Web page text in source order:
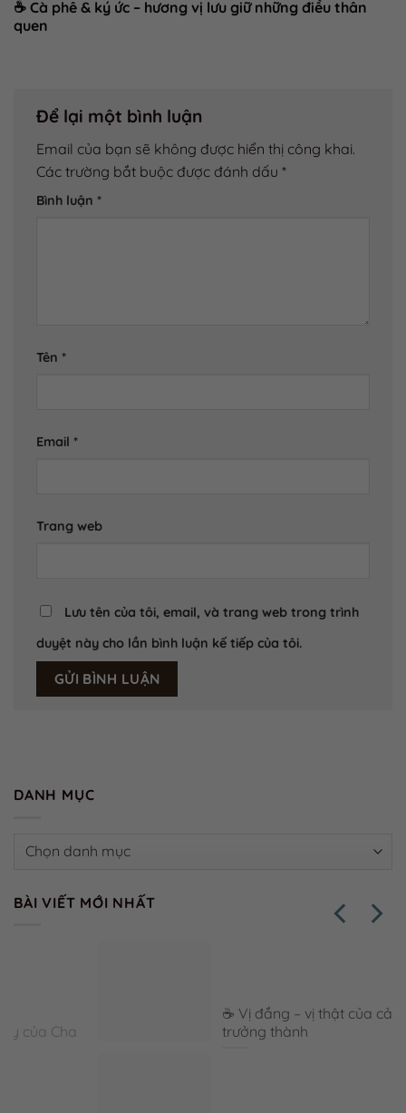
☕ Cà phê & ký ức – hương vị lưu giữ những điều thân
quen
Để lại một bình luận
Email của bạn sẽ không được hiển thị công khai.
Các trường bắt buộc được đánh dấu *
Bình luận *
Tên *
Email *
Trang web
Lưu tên của tôi, email, và trang web trong trình
duyệt này cho lần bình luận kế tiếp của tôi.
DANH MỤC
Danh
BÀI VIẾT MỚI NHẤT
☕ Vị đắng – vị thật của cảm xúc
trưởng thành